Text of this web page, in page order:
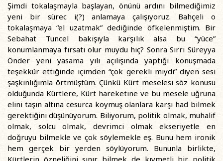
Şimdi tokalaşmayla başlayan, önünü ardını bilmediğimiz
yeni bir sürec i(?) anlamaya çalışıyoruz. Bahçeli o
tokalaşmaya “el uzatmak” dediğinde öfkelenmiştim. Bir
Sebahat Tuncel bakışıyla karşılık alsa bu “yüce”
konumlanmaya fırsatı olur muydu hiç? Sonra Sırrı Süreyya
Önder yeni yasama yılı açılışında yaptığı konuşmada
teşekkür ettiğinde içimden “çok gerekli miydi” diyen sesi
şaşkınlığımla örtmüştüm. Çünkü Kürt meselesi söz konusu
olduğunda Kürtlere, Kürt hareketine ve bu mesele uğruna
elini taşın altına cesurca koymuş olanlara karşı had bilmek
gerektiğini düşünüyorum. Biliyorum, politik olmak, muhalif
olmak, solcu olmak, devrimci olmak ekseriyetle en
doğruyu bilmekle ve çok söylemekle eş. Bunu hem ironik
hem gerçek bir yerden söylüyorum. Bununla birlikte,